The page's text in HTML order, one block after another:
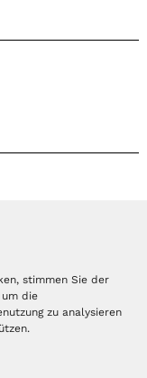
stimmen Sie der
um die
zu analysieren
// +41 31 300 30 85 //
1 - CH-3012 Bern //